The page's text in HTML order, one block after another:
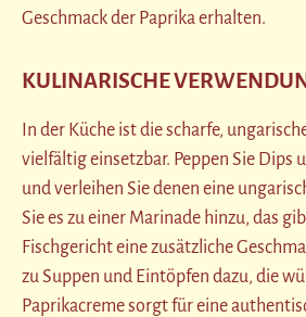
Geschmack der Paprika erhalten.
KULINARISCHE
In der Küche ist die scharfe,
vielfältig einsetzbar. Peppen Sie Dips
und verleihen Sie denen eine
Sie es zu einer Marinade hinzu, das
Fischgericht eine zusätzliche
zu Suppen und Eintöpfen dazu, die
Paprikacreme sorgt für eine